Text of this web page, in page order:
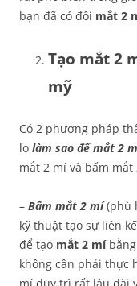
bạn đã có đôi mắt 2
Tạo mắt 2
mỹ
Có 2 phương pháp
lo làm sao để mắt 2
mắt 2 mí và bấm mắt
– Bấm mắt 2 mí (phù
kỹ thuật tạo sự liên
để tạo mắt 2 míbằng
không cần phải thực